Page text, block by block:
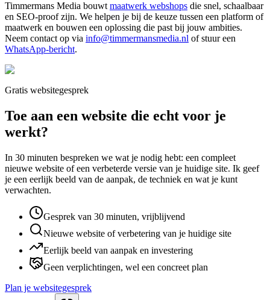
Timmermans Media bouwt maatwerk webshops die snel, schaalbaar
en SEO-proof zijn. We helpen je bij de keuze tussen een platform of
maatwerk en bouwen een oplossing die past bij jouw ambities.
Neem contact op via info@timmermansmedia.nl of stuur een
WhatsApp-bericht.
Gratis websitegesprek
Toe aan een website die echt voor je
werkt?
In 30 minuten bespreken we wat je nodig hebt: een compleet
nieuwe website of een verbeterde versie van je huidige site. Ik geef
je een eerlijk beeld van de aanpak, de techniek en wat je kunt
verwachten.
Gesprek van 30 minuten, vrijblijvend
Nieuwe website of verbetering van je huidige site
Eerlijk beeld van aanpak en investering
Geen verplichtingen, wel een concreet plan
Plan je websitegesprek